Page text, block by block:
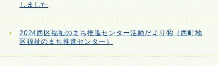
しました
2024西区福祉のまち推進センター活動だより⑭（西町地
区福祉のまち推進センター）